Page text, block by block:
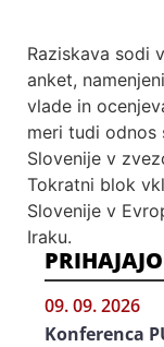
Raziskava sodi
anket,
vlade in
meri tudi odnos
Slovenije v
Tokratni blok
Slovenije v
Iraku.
09. 09. 2026
Konferenca